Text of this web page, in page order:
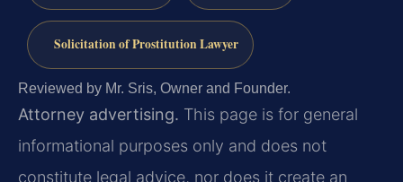
Solicitation of Prostitution Lawyer
Reviewed by Mr. Sris, Owner and Founder.
Attorney advertising. This page is for general
informational purposes only and does not
constitute legal advice, nor does it create an